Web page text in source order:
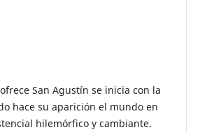
San Agustín se inicia con la
hace su aparición el mundo en
hilemórfico y cambiante.